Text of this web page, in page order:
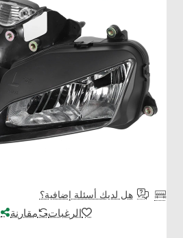
هل لديك أسئلة إضافية؟
الرغبات مقارنة